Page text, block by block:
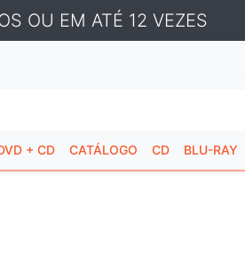
OU EM ATÉ 12 VEZES
+ CD CATÁLOGO CD BLU-RAY